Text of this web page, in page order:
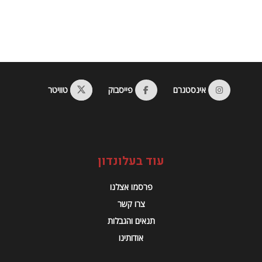
אינסטגרם פייסבוק טוויטר
עוד בעלונדון
פרסמו אצלנו
צרו קשר
תנאים והגבלות
אודותינו